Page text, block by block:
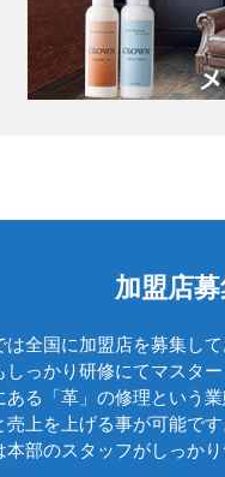
加盟店
は全国に加盟店を募集し
しっかり研修にてマスタ
ある「革」の修理という
売上を上げる事が可能で
本部のスタッフがしっかり